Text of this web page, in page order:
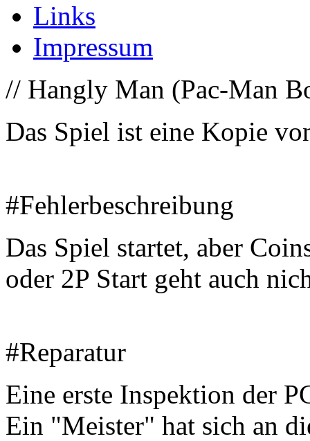
Links
Impressum
// Hangly Man (Pac-Man
Das Spiel ist eine Kopie
#Fehlerbeschreibung
Das Spiel startet, aber
oder 2P Start geht auch
#Reparatur
Eine erste Inspektion der
Ein "Meister" hat sich an